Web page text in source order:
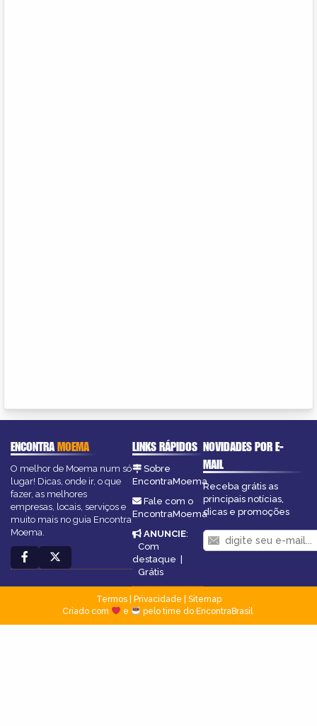
ENCONTRAMOEMA
O melhor de Moema num só
lugar! Dicas, onde ir, o que
fazer, as melhores
empresas, locais, serviços e
muito mais no guia Encontra
Moema.
LINKS RÁPIDOS
Sobre
EncontraMoema
Fale com o
EncontraMoema
ANUNCIE:
Com
destaque |
Grátis
NOVIDADES POR E-
MAIL
Receba grátis as
principais notícias,
dicas e promoções
Termos| Privacidade
Sitemap
Criado com
e pelo time do EncontraBrasil